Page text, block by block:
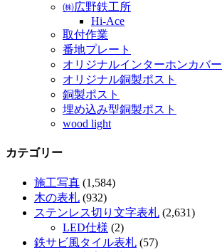
㈱広野鉄工所
Hi-Ace
取付作業
番地プレート
オリジナルインターホンカバー
オリジナル銅製ポスト
銅製ポスト
埋め込み型銅製ポスト
wood light
カテゴリー
施工写真 (1,584)
木の表札 (932)
ステンレス切り文字表札 (2,631)
LED仕様 (2)
鉄サビ風タイル表札 (57)